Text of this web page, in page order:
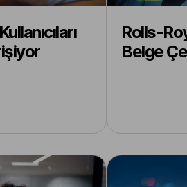
Rolls-
Belge